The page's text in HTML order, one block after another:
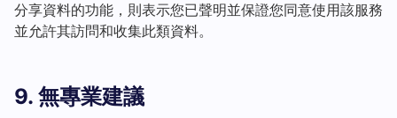
分享資料的功能，則表示您已聲明並保證您同意使用該服務
並允許其訪問和收集此類資料。
9. 無專業建議